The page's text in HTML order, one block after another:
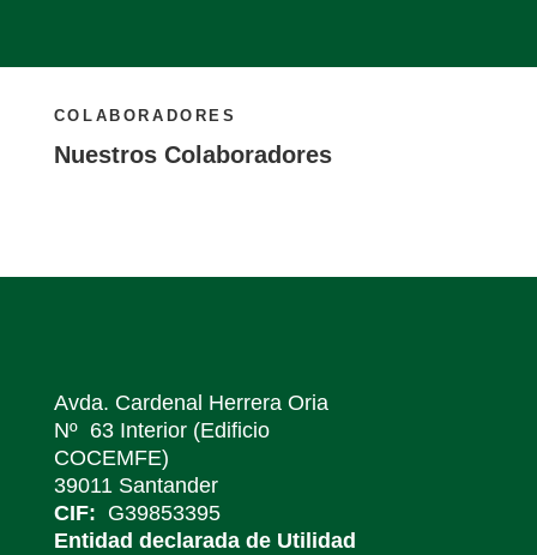
COLABORADORES
Nuestros Colaboradores
Avda. Cardenal Herrera Oria
Nº 63 Interior (Edificio
COCEMFE)
39011 Santander
CIF: G39853395
Entidad declarada de Utilidad